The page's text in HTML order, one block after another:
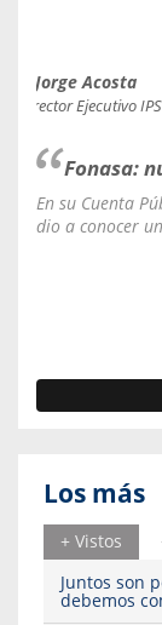
Jorge Acosta
Director Ejecutivo
Fonasa:
En su Cuenta
dio a conocer
Los más
+ Vistos
Juntos son
debemos